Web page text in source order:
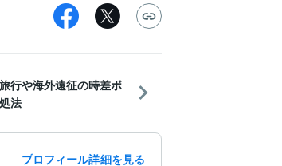
行や海外遠征の時差ボ
法
プロフィール詳細を見る